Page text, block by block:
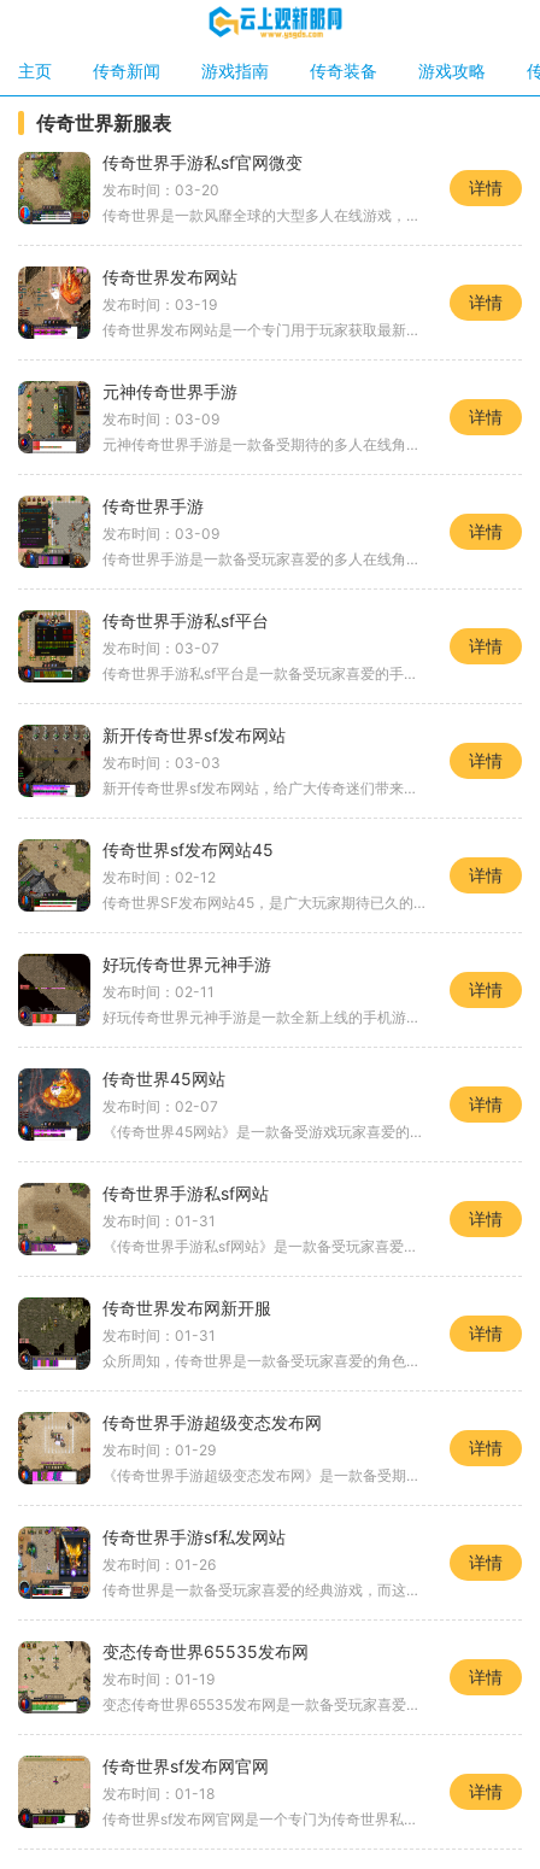
主页 传奇新闻 游戏指南 传奇装备 游戏攻略
传奇世界新服表
传奇世界手游私sf官网微变
发布时间：03-20
传奇世界是一款风靡全球的大型多人在线游戏，由著名游戏公司研发。传奇世界手游私sf官网微变版本推出，引起了广大游戏爱好者的热议和关注。本文将为大家介绍传奇世界手游私sf官
详情
传奇世界发布网站
发布时间：03-19
传奇世界发布网站是一个专门用于玩家获取最新游戏动态和参与游戏活动的平台。作为一款备受玩家喜爱的角色扮演游戏，《传奇世界》在这个网站上提供了丰富多样的玩法和故事情节
详情
元神传奇世界手游
发布时间：03-09
元神传奇世界手游是一款备受期待的多人在线角色扮演游戏。作为一款富有创新的游戏，它拥有令人惊叹的图形和令人兴奋的玩法。在这款游戏中，玩家将扮演自己的角色，探索广阔的
详情
传奇世界手游
发布时间：03-09
传奇世界手游是一款备受玩家喜爱的多人在线角色扮演游戏（MMORPG）。作为传奇系列的最新续作，传奇世界手游不仅延续了传奇的经典玩法，还增加了一系列精彩的全新要素，为玩家带
详情
传奇世界手游私sf平台
发布时间：03-07
传奇世界手游私sf平台是一款备受玩家喜爱的手机游戏。它延续了传奇世界原作的精髓，通过手机端的全新设计，为玩家们带来了全新的游戏体验。今天，我将为大家介绍一下这款游戏的
详情
新开传奇世界sf发布网站
发布时间：03-03
新开传奇世界sf发布网站，给广大传奇迷们带来了全新的游戏体验和无尽的乐趣。作为一个传奇玩家，你一定会喜欢上这个全新的世界。今天，就让我们一起来探索一下这款游戏的具体玩
详情
传奇世界sf发布网站45
发布时间：02-12
传奇世界SF发布网站45，是广大玩家期待已久的传奇世界私服版本发布网站之一。在这个私服网站里，你可以重温经典的传奇世界游戏体验，享受无限的游戏乐趣。下面，就让我们来一起
详情
好玩传奇世界元神手游
发布时间：02-11
好玩传奇世界元神手游是一款全新上线的手机游戏，以传奇世界为背景，融合了仙侠题材和角色扮演元素，为玩家提供了一个全新的游戏体验。下面我将为大家介绍一下该游戏的具体玩
详情
传奇世界45网站
发布时间：02-07
《传奇世界45网站》是一款备受游戏玩家喜爱的网络游戏。它在玩法上独具特色，深受广大玩家的追捧。本文将为大家详细介绍《传奇世界45网站》的游戏特色和具体玩法。在《传奇世界
详情
传奇世界手游私sf网站
发布时间：01-31
《传奇世界手游私sf网站》是一款备受玩家喜爱的手机游戏。它继承了传奇世界的经典玩法，并添加了许多全新的特色内容，为玩家们带来了更丰富的游戏体验。我们来介绍一下游戏的基
详情
传奇世界发布网新开服
发布时间：01-31
众所周知，传奇世界是一款备受玩家喜爱的角色扮演游戏。一直以来，该游戏都以其精彩的剧情、刺激的战斗和丰富的游戏玩法著称。传奇世界发布网宣布将隆重推出全新的开服活动，
详情
传奇世界手游超级变态发布网
发布时间：01-29
《传奇世界手游超级变态发布网》是一款备受期待的手游，为广大玩家提供了全新的传奇世界游戏体验。本游戏拥有丰富的玩法和精美的画面，能够让玩家体验到最真实的游戏感受。在
详情
传奇世界手游sf私发网站
发布时间：01-26
传奇世界是一款备受玩家喜爱的经典游戏，而这款游戏的手游版本也随之面世。传奇世界手游sf私发网站是一个提供私服服务的网站，为玩家们带来全新的游戏体验。玩家们可以尽情地享
详情
变态传奇世界65535发布网
发布时间：01-19
变态传奇世界65535发布网是一款备受玩家喜爱的网络游戏，它以其丰富的玩法和精彩的剧情吸引了众多玩家的关注。下面就为大家介绍一下这款游戏的具体玩法。变态传奇世界65535发布网
详情
传奇世界sf发布网官网
发布时间：01-18
传奇世界sf发布网官网是一个专门为传奇世界私服玩家提供服务的网站。传奇世界私服是一款经典的多人在线角色扮演游戏，由著名游戏开发公司研发并运营。该私服版本是由玩家自行搭
详情